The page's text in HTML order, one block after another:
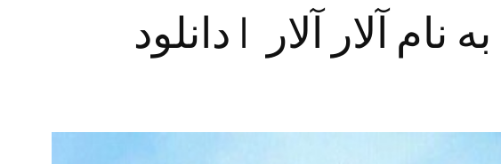
آلار آلار | دانلود